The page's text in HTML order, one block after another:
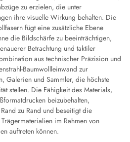
zu erzielen, die unter
ihre visuelle Wirkung behalten. Die
fügt eine zusätzliche Ebene
die Bildschärfe zu beeinträchtigen,
Betrachtung und taktiler
aus technischer Präzision und
Baumwollleinwand zur
Galerien und Sammler, die höchste
stellen. Die Fähigkeit des Materials,
beizubehalten,
zu Rand und beseitigt die
im Rahmen von
auftreten können.